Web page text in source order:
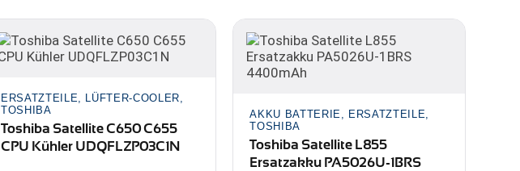
ERSATZTEILE, LÜFTER-COOLER,
TOSHIBA
Toshiba Satellite C650 C655
CPU Kühler UDQFLZP03C1N
AKKU BATTERIE, ERSATZTEILE,
TOSHIBA
Toshiba Satellite L855
Ersatzakku PA5026U-1BRS